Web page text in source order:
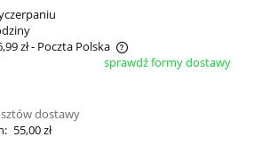
zł- Poczta Polska
kosztów płatności
sprawdź formy dostawy
dostawy
55,00 zł